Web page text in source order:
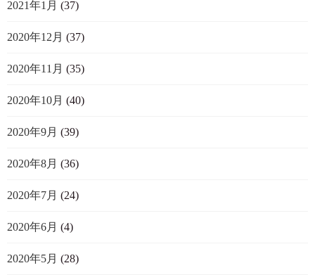
2021年1月 (37)
2020年12月 (37)
2020年11月 (35)
2020年10月 (40)
2020年9月 (39)
2020年8月 (36)
2020年7月 (24)
2020年6月 (4)
2020年5月 (28)